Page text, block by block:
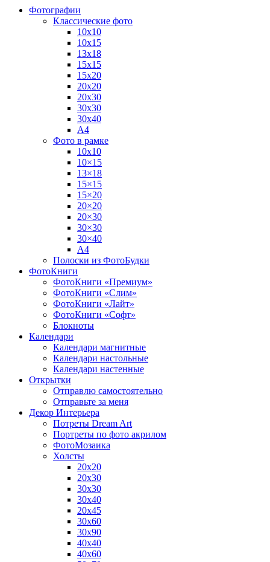
Фотографии
Классические фото
10х10
10х15
13х18
15х15
15х20
20х20
20х30
30х30
30х40
А4
Фото в рамке
10х10
10×15
13×18
15×15
15×20
20×20
20×30
30×30
30×40
A4
Полоски из ФотоБудки
ФотоКниги
ФотоКниги «Премиум»
ФотоКниги «Слим»
ФотоКниги «Лайт»
ФотоКниги «Софт»
Блокноты
Календари
Календари магнитные
Календари настольные
Календари настенные
Открытки
Отправлю самостоятельно
Отправьте за меня
Декор Интерьера
Потреты Dream Art
Портреты по фото акрилом
ФотоМозаика
Холсты
20х20
20х30
30х30
30х40
20х45
30х60
30х90
40х40
40х60